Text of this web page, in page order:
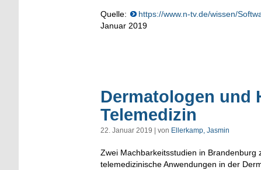
Quelle: https://www.n-tv.de/wissen/
Januar 2019
Dermatologen und
Telemedizin
22. Januar 2019 | von Ellerkamp, Jasmin
Zwei Machbarkeitsstudien in
telemedizinische Anwendungen in der